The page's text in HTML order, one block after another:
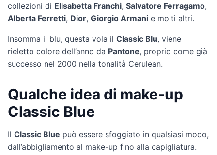
collezioni di Elisabetta Franchi, Salvatore Ferragamo,
Alberta Ferretti, Dior, Giorgio Armani e molti altri.
Insomma il blu, questa vola il Classic Blu, viene
rieletto colore dell’anno da Pantone, proprio come già
successo nel 2000 nella tonalità Cerulean.
Qualche idea di make-up
Classic Blue
Il Classic Blue può essere sfoggiato in qualsiasi modo,
dall’abbigliamento al make-up fino alla capigliatura.